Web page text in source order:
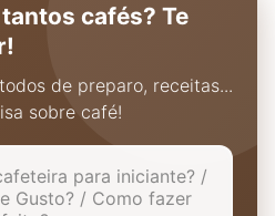
cafés? Te
de preparo, receitas...
sobre café!